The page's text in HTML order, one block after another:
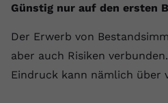
Günstig nur auf den ersten
Der Erwerb von
aber auch Risiken
Eindruck kann nämlich über